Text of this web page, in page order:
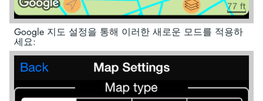
Google 지도 설정을 통해 이러한 새로운 모드를 적용하
세요: